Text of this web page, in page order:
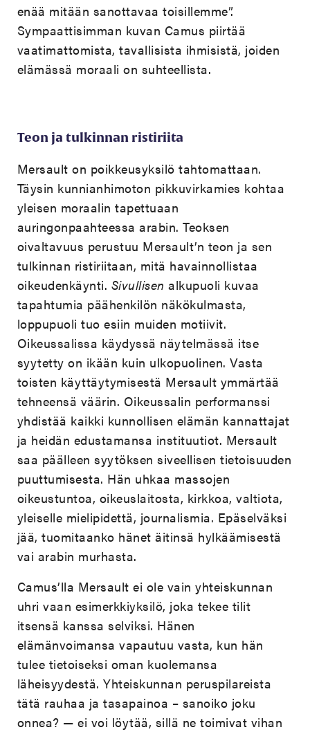
enää mitään sanottavaa toisillemme”.
Sympaattisimman kuvan Camus piirtää
vaatimattomista, tavallisista ihmisistä, joiden
elämässä moraali on suhteellista.
Teon ja tulkinnan ristiriita
Mersault on poikkeusyksilö tahtomattaan.
Täysin kunnianhimoton pikkuvirkamies kohtaa
yleisen moraalin tapettuaan
auringonpaahteessa arabin. Teoksen
oivaltavuus perustuu Mersault’n teon ja sen
tulkinnan ristiriitaan, mitä havainnollistaa
oikeudenkäynti. Sivullisen alkupuoli kuvaa
tapahtumia päähenkilön näkökulmasta,
loppupuoli tuo esiin muiden motiivit.
Oikeussalissa käydyssä näytelmässä itse
syytetty on ikään kuin ulkopuolinen. Vasta
toisten käyttäytymisestä Mersault ymmärtää
tehneensä väärin. Oikeussalin performanssi
yhdistää kaikki kunnollisen elämän kannattajat
ja heidän edustamansa instituutiot. Mersault
saa päälleen syytöksen siveellisen tietoisuuden
puuttumisesta. Hän uhkaa massojen
oikeustuntoa, oikeuslaitosta, kirkkoa, valtiota,
yleiselle mielipidettä, journalismia. Epäselväksi
jää, tuomitaanko hänet äitinsä hylkäämisestä
vai arabin murhasta.
Camus’lla Mersault ei ole vain yhteiskunnan
uhri vaan esimerkkiyksilö, joka tekee tilit
itsensä kanssa selviksi. Hänen
elämänvoimansa vapautuu vasta, kun hän
tulee tietoiseksi oman kuolemansa
läheisyydestä. Yhteiskunnan peruspilareista
tätä rauhaa ja tasapainoa – sanoiko joku
onnea? — ei voi löytää, sillä ne toimivat vihan